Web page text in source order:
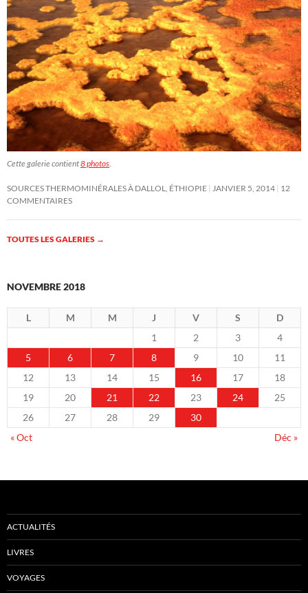
Cette galerie contient8 photos
SOURCES THERMOMINÉRALES À DALLOL, ÉTHIOPIE JANVIER 5, 2014 12
COMMENTAIRES
TOUTES LES GALERIES →
NOVEMBRE 2018
L M M J V S
D
1
2 3
4
5
6 7 8 9 10
11
12
13 14 15 16 17
18
19
20 21 22 23 24
25
26
27 28 29
30
« Oct
Déc »
ACTUALITÉS
LIVRES
VOYAGES